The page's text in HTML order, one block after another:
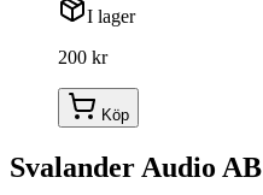
I lager
200 kr
Köp
Svalander Audio AB